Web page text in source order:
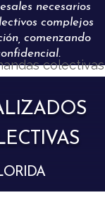
necesarios
complejos
comenzando